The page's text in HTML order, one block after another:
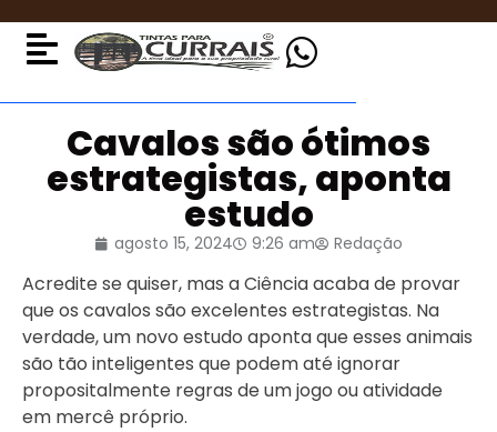
Cavalos são ótimos
estrategistas, aponta
estudo
agosto 15, 2024 9:26 am Redação
Acredite se quiser, mas a Ciência acaba de provar
que os cavalos são excelentes estrategistas. Na
verdade, um novo estudo aponta que esses animais
são tão inteligentes que podem até ignorar
propositalmente regras de um jogo ou atividade
em mercê próprio.